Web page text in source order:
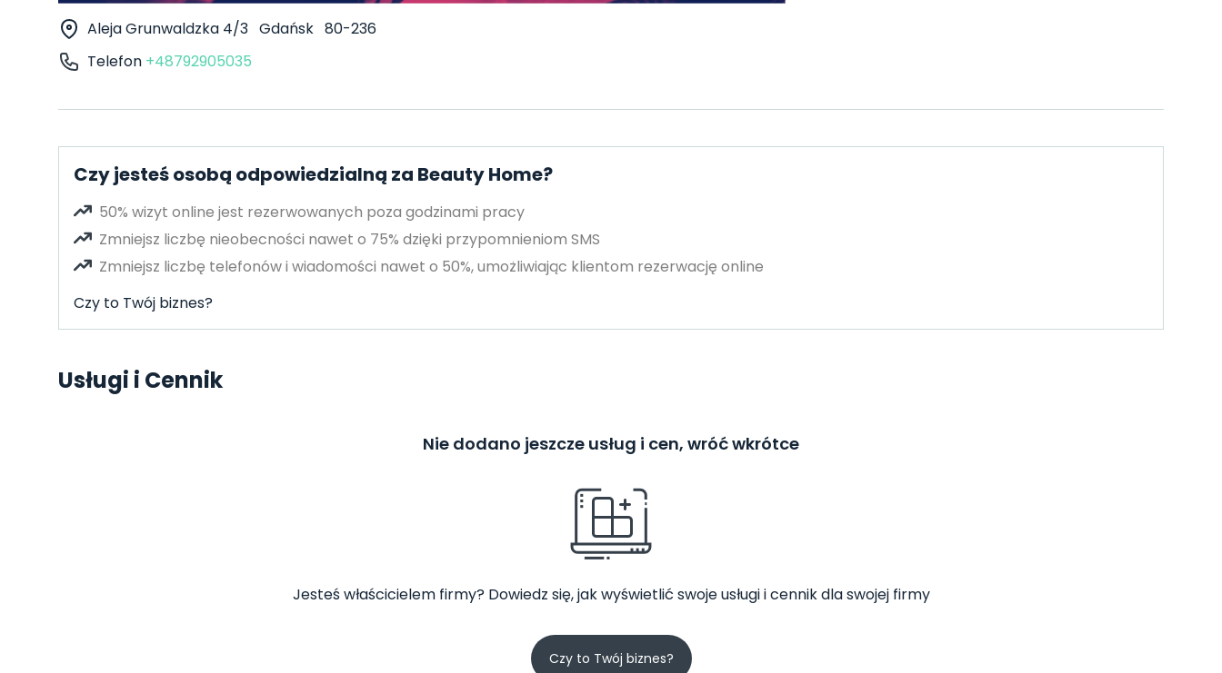
Aleja Grunwaldzka 4/3 Gdańsk 80-236
Telefon +48792905035
Czy jesteś osobą odpowiedzialną za Beauty Home?
50% wizyt online jest rezerwowanych poza godzinami pracy
Zmniejsz liczbę nieobecności nawet o 75% dzięki przypomnieniom SMS
Zmniejsz liczbę telefonów i wiadomości nawet o 50%, umożliwiając klientom rezerwację online
Czy to Twój biznes?
Usługi i Cennik
Nie dodano jeszcze usług i cen, wróć wkrótce
Jesteś właścicielem firmy? Dowiedz się, jak wyświetlić swoje usługi i cennik dla swojej firmy
Czy to Twój biznes?